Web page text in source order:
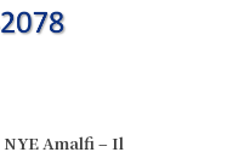
NYE Amalfi – Il